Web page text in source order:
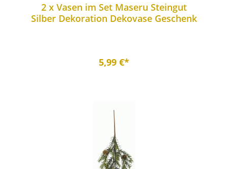
2 x Vasen im Set Maseru Steingut
Silber Dekoration Dekovase Geschenk
5,99 €*